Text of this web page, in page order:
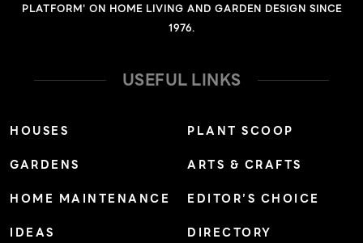
PLATFORM' ON HOME LIVING AND GARDEN DESIGN SINCE
1976.
USEFUL LINKS
HOUSES
GARDENS
HOME MAINTENANCE
IDEAS
PLANT SCOOP
ARTS & CRAFTS
EDITOR’S CHOICE
DIRECTORY